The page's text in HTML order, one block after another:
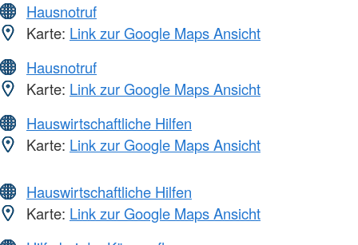
Hausnotruf
Karte: Link zur Google Maps Ansicht
Hausnotruf
Karte: Link zur Google Maps Ansicht
Hauswirtschaftliche Hilfen
Karte: Link zur Google Maps Ansicht
Hauswirtschaftliche Hilfen
Karte: Link zur Google Maps Ansicht